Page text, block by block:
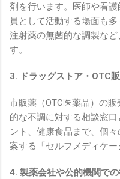
剤を行います。医師や看
員として活動する場面も
注射薬の無菌的な調製な
す。
3. ドラッグストア・OTC
市販薬（OTC医薬品）の
的な不調に対する相談窓
ント、健康食品まで、個
案する「セルフメディケー
4. 製薬会社や公的機関での